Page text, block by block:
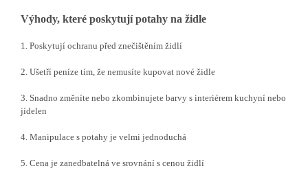
Výhody, které poskytují potahy na židle
1. Poskytují ochranu před znečištěním židlí
2. Ušetří peníze tím, že nemusíte kupovat nové židle
3. Snadno změníte nebo zkombinujete barvy s interiérem kuchyní nebo
jídelen
4. Manipulace s potahy je velmi jednoduchá
5. Cena je zanedbatelná ve srovnání s cenou židlí